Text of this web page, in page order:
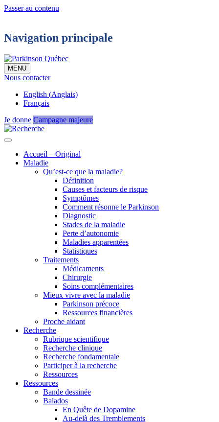
Passer au contenu
Navigation principale
MENU
Nous contacter
English (Anglais)
Français
Je donne Campagne majeure
Accueil – Original
Maladie
Qu’est-ce que la maladie?
Définition
Causes et facteurs de risque
Symptômes
Comment résonne le Parkinson
Diagnostic
Stades de la maladie
Perte d’autonomie
Maladies apparentées
Statistiques
Traitements
Médicaments
Chirurgie
Soins complémentaires
Mieux vivre avec la maladie
Parkinson précoce
Ressources financières
Proche aidant
Recherche
Rubrique scientifique
Recherche clinique
Recherche fondamentale
Participer à la recherche
Ressources
Ressources
Bande dessinée
Balados
En Quête de Dopamine
Au-delà des Tremblements